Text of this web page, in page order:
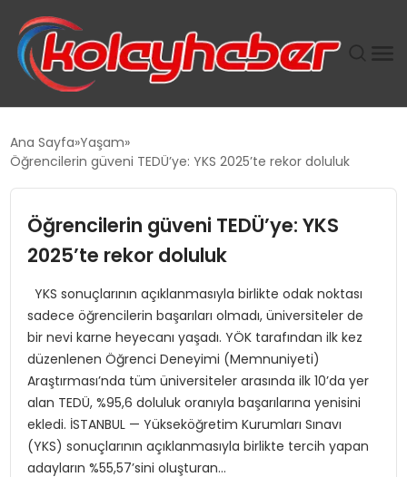
TANYER YAPI ZEMIN MÜHENDISLIĞINDE HEDEF
TOROSLAR’DA PAZAR GERGİNLİĞİ!
Ana Sayfa Yaşam
Öğrencilerin güveni TEDÜ’ye: YKS 2025’te rekor doluluk
Öğrencilerin güveni TEDÜ’ye: YKS
2025’te rekor doluluk
YKS sonuçlarının açıklanmasıyla birlikte odak noktası
sadece öğrencilerin başarıları olmadı, üniversiteler de
bir nevi karne heyecanı yaşadı. YÖK tarafından ilk kez
düzenlenen Öğrenci Deneyimi (Memnuniyeti)
Araştırması’nda tüm üniversiteler arasında ilk 10’da yer
alan TEDÜ, %95,6 doluluk oranıyla başarılarına yenisini
ekledi. İSTANBUL — Yükseköğretim Kurumları Sınavı
(YKS) sonuçlarının açıklanmasıyla birlikte tercih yapan
adayların %55,57’sini oluşturan…